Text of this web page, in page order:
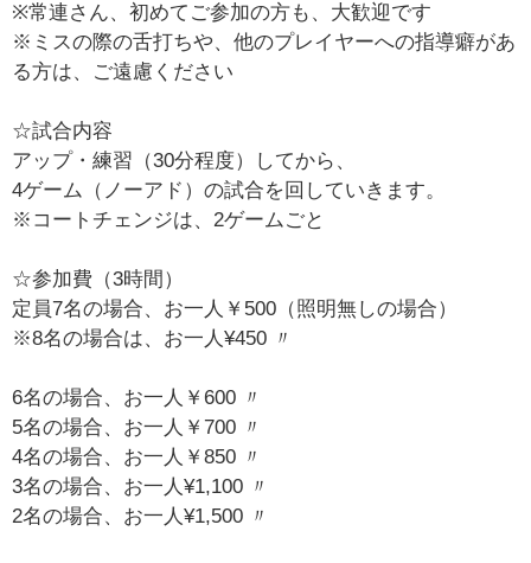
※常連さん、初めてご参加の方も、大歓迎です
※ミスの際の舌打ちや、他のプレイヤーへの指導癖があ
る方は、ご遠慮ください
☆試合内容
アップ・練習（30分程度）してから、
4ゲーム（ノーアド）の試合を回していきます。
※コートチェンジは、2ゲームごと
☆参加費（3時間）
定員7名の場合、お一人￥500（照明無しの場合）
※8名の場合は、お一人¥450 〃
6名の場合、お一人￥600 〃
5名の場合、お一人￥700 〃
4名の場合、お一人￥850 〃
3名の場合、お一人¥1,100 〃
2名の場合、お一人¥1,500 〃